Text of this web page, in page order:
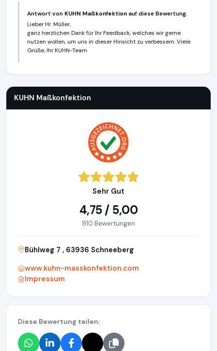
Antwort von KUHN Maßkonfektion auf diese Bewertung.
Lieber Hr. Müller,
ganz herzlichen Dank für Ihr Feedback, welches wir gerne
nutzen wollen, um uns in dieser Hinsicht zu verbessern. Viele
Grüße, Ihr KUHN-Team
KUHN Maßkonfektion
Sehr Gut
4,75 / 5,00
910 Bewertungen
Bühlweg 7 , 63936 Schneeberg
www.kuhn-masskonfektion.com
Impressum
Diese Bewertung teilen: